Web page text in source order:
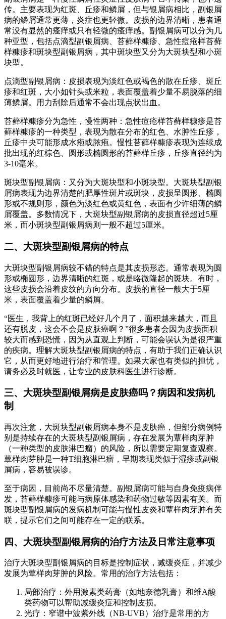
传。主要表现为红斑、丘疹和鳞屑，但与银屑病相比，副银屑
病的鳞屑通常更薄，炎症也更轻微。皮损的边界清晰，患者通
常没有显然的瘙痒或只有轻微的瘙痒感。副银屑病可以分为几
种亚型，包括点滴型副银屑病、苔藓样糠疹、急性痘疮样苔藓
样糠疹和斑块型副银屑病，其中斑块型又分为大斑块型和小斑
块型。
点滴型副银屑病：皮损表现为淡红色或褐色的散在丘疹、斑丘
疹和红斑，大小如针头或米粒，表面覆盖着少量不易脱落的细
薄鳞屑。用力刮除后通常不会出现点状出血。
苔藓样糠疹分为急性，慢性两种：急性痘疮样苔藓样糠疹是苔
藓样糠疹的一种类型，表现为散在分布的红色、水肿性丘疹，
丘疹中央可能形成水疱或脓疱。慢性苔藓样糠疹表现为连续成
批出现的红棕色、圆形或椭圆形的苔藓样丘疹，丘疹直径约为
3-10毫米。
斑块型副银屑病：又分为大斑块型和小斑块型。大斑块型副银
屑病表现为边界清楚的肥厚性斑片或斑块，皮损呈圆形、椭圆
形或不规则形，颜色为淡红色或黄红色，表面有少许细薄的鳞
屑覆盖。多数情况下，大斑块型副银屑病的皮损直径超过5厘
米，而小斑块型副银屑病则一般不超过5厘米。
二、大斑块型副银屑病的特点
大斑块型副银屑病较不错的特点是其皮损形态。通常表现为圆
形或椭圆形，边界清晰的红斑，或是略微隆起的斑块。有时，
这些皮损会沿着皮纹的方向分布。皮损的直径一般大于5厘
米，表面覆盖着少量的鳞屑。
“医生，我背上的红斑已经好几个月了，面积越来越大，而且
还有脱皮，这会不会是皮肤癌啊？”很多患者会因为皮损面积
较大而感到恐慌，因为从直观上判断，可能会误认为是很严重
的疾病。理解大斑块型副银屑病的特点，有助于我们正确认识
它，从而更好地进行治疗和管理。如果大家也有类似的担忧，
请务必及时就医，让专业的皮肤科医生进行诊断。
三、大斑块型副银屑病是皮肤癌吗？病因和发病机
制
再次注意，大斑块型副银屑病本身不是皮肤癌，但部分病例特
别是持续存在的大斑块型副银屑病，存在发展为蕈样肉芽肿
（一种类型的皮肤淋巴瘤）的风险，所以需要定期复查观察。
蕈样肉芽肿是一种T细胞淋巴瘤，早期表现类似于湿疹或副银
屑病，容易被误诊。
至于病因，目前尚不尽量清楚。副银屑病可能与自身免疫病伴
发，苔藓样糠疹可能与病原体感染和药物过敏等因素有关。而
斑块型副银屑病的发病机制可能与慢性皮炎和蕈样肉芽肿有关
联，提示它们之间可能存在一定的联系。
四、大斑块型副银屑病的治疗方法及日常注意事项
治疗大斑块型副银屑病的目标是控制症状，减缓炎症，并减少
发展为蕈样肉芽肿的风险。常用的治疗方法包括：
局部治疗：外用激素类药膏（如地奈德乳膏）和维A酸
类药物可以帮助减缓炎症和控制皮损。
光疗：窄谱中波紫外线（NB-UVB）治疗是常用的方